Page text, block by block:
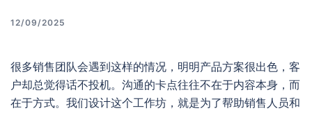
12/09/2025
很多销售团队会遇到这样的情况，明明产品方案很出色，客
户却总觉得话不投机。沟通的卡点往往不在于内容本身，而
在于方式。我们设计这个工作坊，就是为了帮助销售人员和